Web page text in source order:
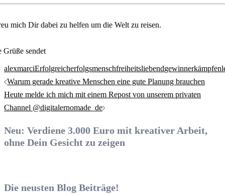
mich Dir dabei zu helfen um die Welt zu reisen.
Grüße sendet
alexmarciErfolgreicherfolgsmenschfreiheitsliebendgewinnerkämpfen
Beitrags-
Navigation
Warum gerade kreative Menschen eine gute Planung brauchen
Heute melde ich mich mit einem Repost von unserem privaten
Channel @digitalernomade_de
Neu: Verdiene 3.000 Euro mit kreativer Arbeit,
ohne Dein Gesicht zu zeigen
Die neusten Blog Beiträge!